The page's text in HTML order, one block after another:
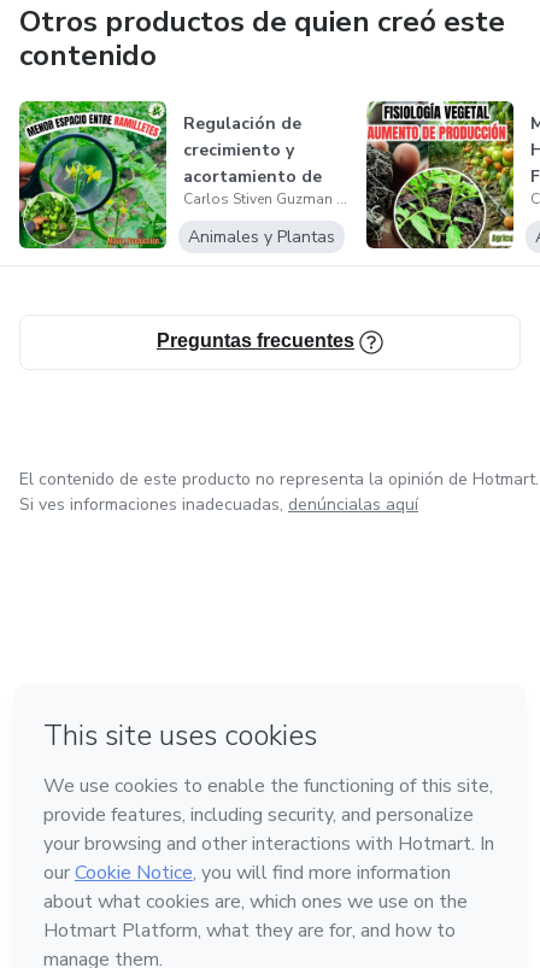
Otros productos de quien creó este
contenido
Regulación de
crecimiento y
acortamiento de
espacio entre nu... Carlos Stiven Guzman Perez
Animales y Plantas
Preguntas frecuentes
El contenido de este producto no representa la opinión de Hotmart.
Si ves informaciones inadecuadas, denúncialas aquí
Hecho con❤ en Ciudad de México
Conoce Hotmart
Idioma
Español